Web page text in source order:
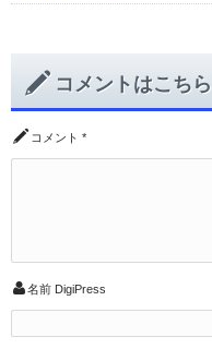
コメントはこちら
コメント *
名前 DigiPress